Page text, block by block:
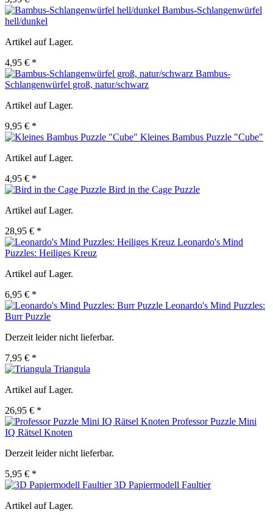
Bambus-Schlangenwürfel
hell/dunkel
Artikel auf Lager.
4,95 € *
Bambus-
Schlangenwürfel groß, natur/schwarz
Artikel auf Lager.
9,95 € *
Kleines Bambus Puzzle "Cube"
Artikel auf Lager.
4,95 € *
Bird in the Cage Puzzle
Artikel auf Lager.
28,95 € *
Leonardo's Mind
Puzzles: Heiliges Kreuz
Artikel auf Lager.
6,95 € *
Leonardo's Mind Puzzles:
Burr Puzzle
Derzeit leider nicht lieferbar.
7,95 € *
Triangula
Artikel auf Lager.
26,95 € *
Professor Puzzle Mini
IQ Rätsel Knoten
Derzeit leider nicht lieferbar.
5,95 € *
3D Papiermodell Faultier
Artikel auf Lager.